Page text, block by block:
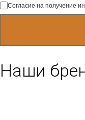
Согласие на получение
Наши